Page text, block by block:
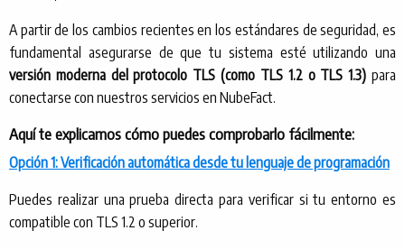
A partir de los cambios recientes en los estándares de seguridad, es
fundamental asegurarse de que tu sistema esté utilizando una
versión moderna del protocolo TLS (como TLS 1.2 o TLS 1.3) para
conectarse con nuestros servicios en NubeFact.
Aquí te explicamos cómo puedes comprobarlo fácilmente:
Opción 1: Verificación automática desde tu lenguaje de programación
Puedes realizar una prueba directa para verificar si tu entorno es
compatible con TLS 1.2 o superior.